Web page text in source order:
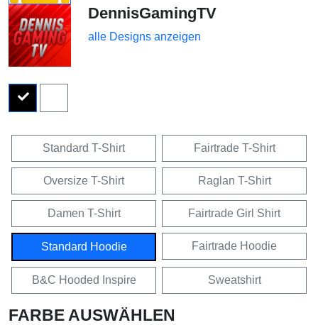
DennisGamingTV
alle Designs anzeigen
Standard T-Shirt Fairtrade T-Shirt
Oversize T-Shirt Raglan T-Shirt
Damen T-Shirt Fairtrade Girl Shirt
Standard Hoodie Fairtrade Hoodie
B&C Hooded Inspire Sweatshirt
FARBE AUSWÄHLEN